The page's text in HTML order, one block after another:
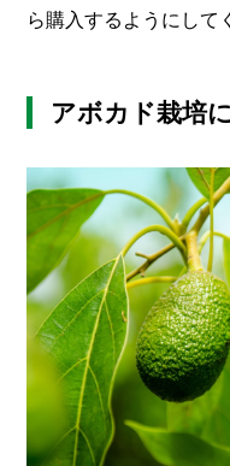
ら購入するようにして
アボカド栽培